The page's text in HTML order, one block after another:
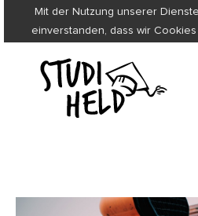
Mit der Nutzung unserer
einverstanden, dass wir